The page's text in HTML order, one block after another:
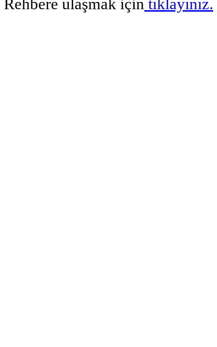
Rehbere ulaşmak için tıklayınız.